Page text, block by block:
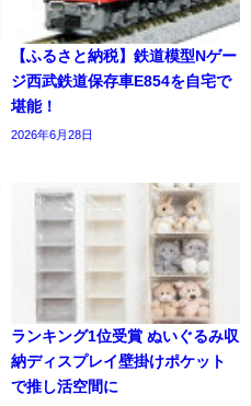
【ふるさと納税】鉄道模型Nゲー
ジ西武鉄道保存車E854を自宅で
堪能！
2026年6月28日
ランキング1位受賞 ぬいぐるみ収
納ディスプレイ壁掛けポケット
で推し活空間に